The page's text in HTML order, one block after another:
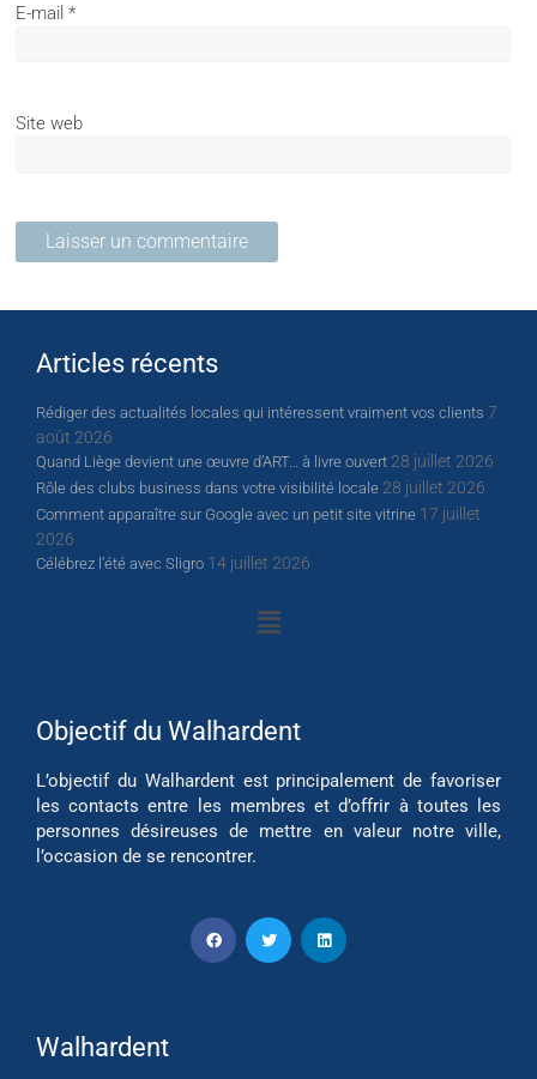
E-mail*
Site web
Articles récents
Rédiger des actualités locales qui intéressent vraiment vos clients 7
août 2026
Quand Liège devient une œuvre d’ART… à livre ouvert 28 juillet 2026
Rôle des clubs business dans votre visibilité locale 28 juillet 2026
Comment apparaître sur Google avec un petit site vitrine 17 juillet
2026
Célébrez l’été avec Sligro 14 juillet 2026
Objectif du Walhardent
L’objectif du Walhardent est principalement de favoriser
les contacts entre les membres et d’offrir à toutes les
personnes désireuses de mettre en valeur notre ville,
l’occasion de se rencontrer.
Walhardent